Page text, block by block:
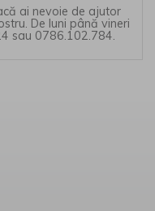
ai nevoie de ajutor
De luni până vineri
sau 0786.102.784.